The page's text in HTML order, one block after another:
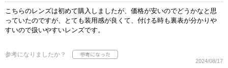
こちらのレンズは初めて購入しましたが、価格が安いのでどうかなと思
っていたのですが、とても装用感が良くて、付ける時も裏表が分かりや
すいので扱いやすいレンズです。
参考になりましたか？
2024/08/17